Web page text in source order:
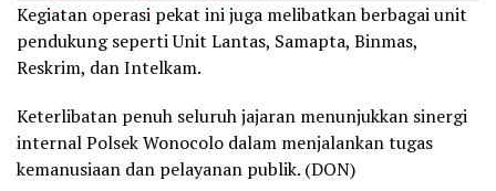
Kegiatan operasi pekat ini juga melibatkan berbagai unit
pendukung seperti Unit Lantas, Samapta, Binmas,
Reskrim, dan Intelkam.
Keterlibatan penuh seluruh jajaran menunjukkan sinergi
internal Polsek Wonocolo dalam menjalankan tugas
kemanusiaan dan pelayanan publik. (DON)